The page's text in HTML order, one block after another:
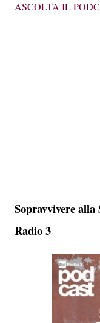
ASCOLTA IL
Sopravvivere
Radio 3